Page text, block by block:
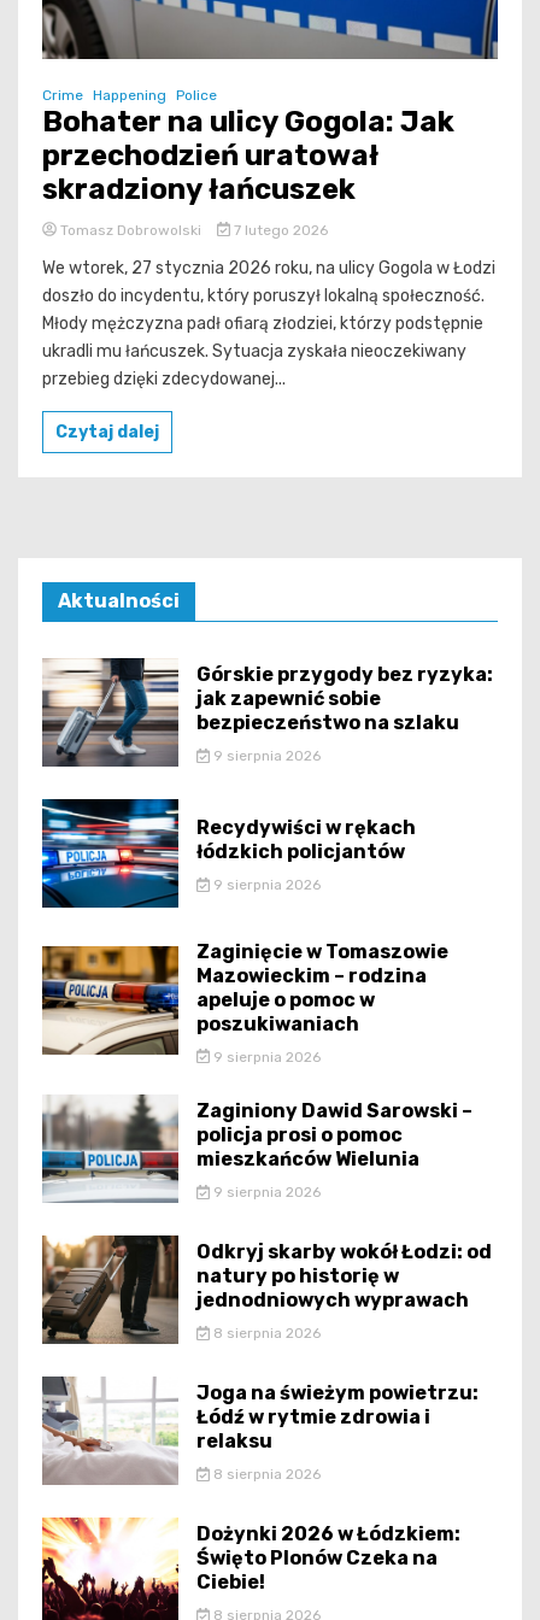
Crime Happening Police
Bohater na ulicy Gogola: Jak
przechodzień uratował
skradziony łańcuszek
Tomasz Dobrowolski 7 lutego 2026
We wtorek, 27 stycznia 2026 roku, na ulicy Gogola w Łodzi
doszło do incydentu, który poruszył lokalną społeczność.
Młody mężczyzna padł ofiarą złodziei, którzy podstępnie
ukradli mu łańcuszek. Sytuacja zyskała nieoczekiwany
przebieg dzięki zdecydowanej...
Czytaj dalej
Aktualności
Górskie przygody bez ryzyka:
jak zapewnić sobie
bezpieczeństwo na szlaku
9 sierpnia 2026
Recydywiści w rękach
łódzkich policjantów
9 sierpnia 2026
Zaginięcie w Tomaszowie
Mazowieckim – rodzina
apeluje o pomoc w
poszukiwaniach
9 sierpnia 2026
Zaginiony Dawid Sarowski –
policja prosi o pomoc
mieszkańców Wielunia
9 sierpnia 2026
Odkryj skarby wokół Łodzi: od
natury po historię w
jednodniowych wyprawach
8 sierpnia 2026
Joga na świeżym powietrzu:
Łódź w rytmie zdrowia i
relaksu
8 sierpnia 2026
Dożynki 2026 w Łódzkiem:
Święto Plonów Czeka na
Ciebie!
8 sierpnia 2026